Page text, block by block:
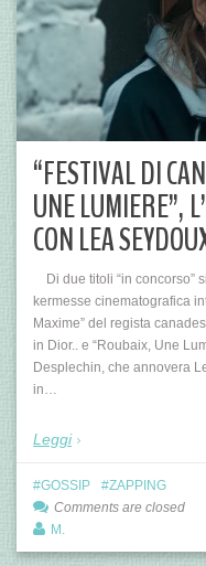
“FESTIVAL DI
UNE LUMIERE”,
CON LEA
Di due titoli “in concorso”
kermesse cinematografica
Maxime” del regista
in Dior.. e “Roubaix, Une
Desplechin, che annovera
in…
Leggi
GOSSIP
ZAPPING
Comments are closed
M.